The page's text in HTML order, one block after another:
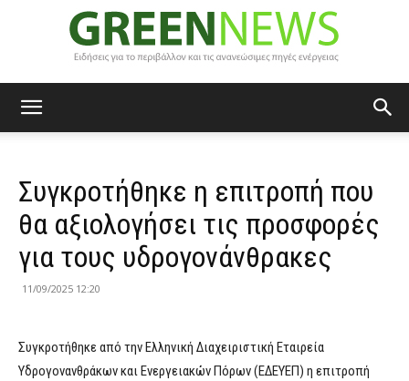
News
Συγκροτήθηκε η επιτροπή που
θα αξιολογήσει τις προσφορές
για τους υδρογονάνθρακες
11/09/2025 12:20
Συγκροτήθηκε από την Ελληνική Διαχειριστική Εταιρεία
Υδρογονανθράκων και Ενεργειακών Πόρων (ΕΔΕΥΕΠ) η επιτροπή